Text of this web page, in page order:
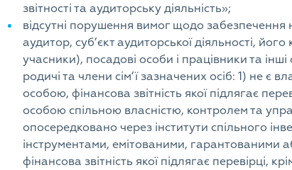
звітності та аудиторську діяльність»;
відсутні порушення вимог щодо забезпечення
аудитор, суб’єкт аудиторської діяльності,
учасники), посадові особи і працівники та
родичі та члени сім’ї зазначених осіб: 1) не є
особою, фінансова звітність якої підлягає
особою спільною власністю, контролем та
опосередковано через інститути спільного
інструментами, емітованими,
фінансова звітність якої підлягає перевірці,